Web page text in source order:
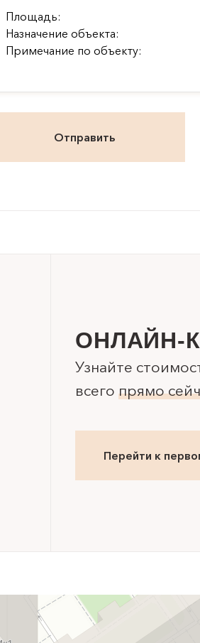
ОНЛАЙН-
Узнайте
всегопрямо
Перейти к